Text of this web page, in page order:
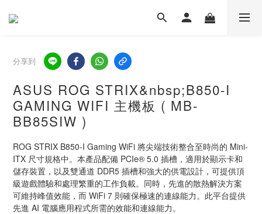
分享到
ASUS ROG STRIX&nbsp;B850-I
GAMING WIFI 主機板 ( MB-
BB85SIW )
ROG STRIX B850-I Gaming WiFi 將尖端技術整合至時尚的 Mini-
ITX 尺寸規格中。本產品配備 PCIe® 5.0 插槽，適用於顯示卡和
儲存裝置，以及雙通道 DDR5 插槽和強大的供電設計，可提供頂
級遊戲體驗和處理繁重的工作負載。同時，先進的散熱解決方案
可維持峰值效能，而 WiFi 7 則確保極速的連線能力。此平台提供
先進 AI 電腦應用程式所需的效能和連線能力。